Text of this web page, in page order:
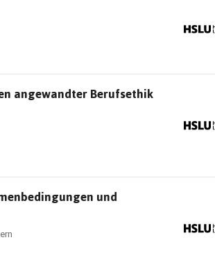
angewandter Berufsethik
und